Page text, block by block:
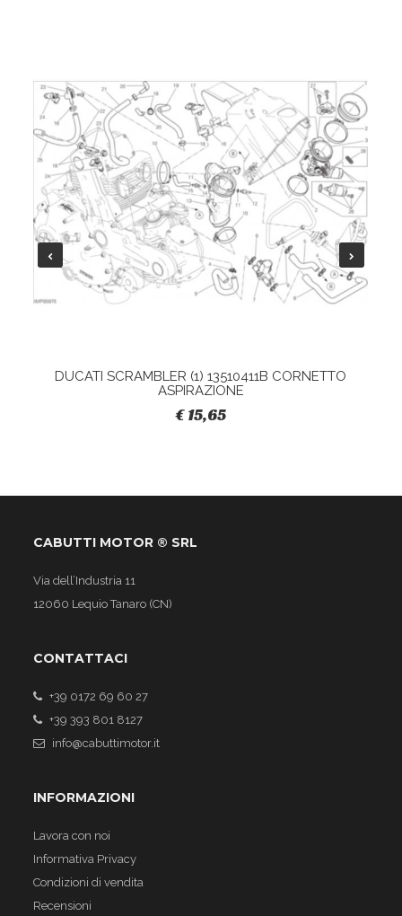
DUCATI SCRAMBLER (1) 13510411B CORNETTO
ASPIRAZIONE
€ 15,65
CABUTTI MOTOR ® SRL
Via dell’Industria 11
12060 Lequio Tanaro (CN)
CONTATTACI
+39 0172 69 60 27
+39 393 801 8127
info@cabuttimotor.it
INFORMAZIONI
Lavora con noi
Informativa Privacy
Condizioni di vendita
Recensioni